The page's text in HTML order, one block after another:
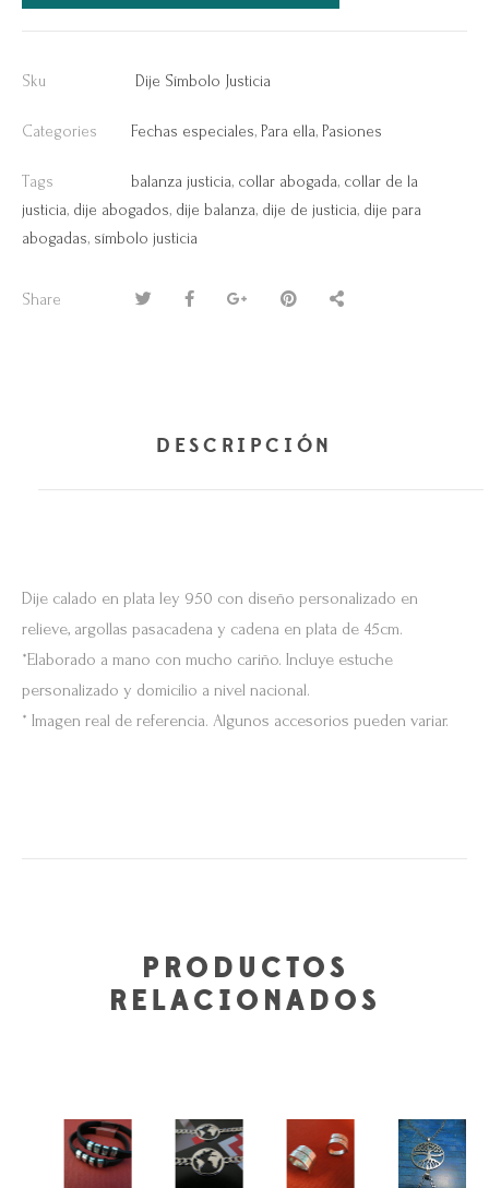
Sku Dije Símbolo Justicia
Categories Fechas especiales, Para ella, Pasiones
Tags balanza justicia, collar abogada, collar de la
justicia, dije abogados, dije balanza, dije de justicia, dije para
abogadas, símbolo justicia
Share
DESCRIPCIÓN
Dije calado en plata ley 950 con diseño personalizado en
relieve, argollas pasacadena y cadena en plata de 45cm.
*Elaborado a mano con mucho cariño. Incluye estuche
personalizado y domicilio a nivel nacional.
* Imagen real de referencia. Algunos accesorios pueden variar.
PRODUCTOS
RELACIONADOS